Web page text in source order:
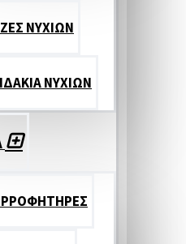
ΝΥΧΙΩΝ
ΝΥΧΙΩΝ